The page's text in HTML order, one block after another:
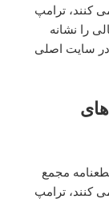
کنند، ترامپ
را نشانه
سایت اصلی
مجمع
کنند، ترامپ